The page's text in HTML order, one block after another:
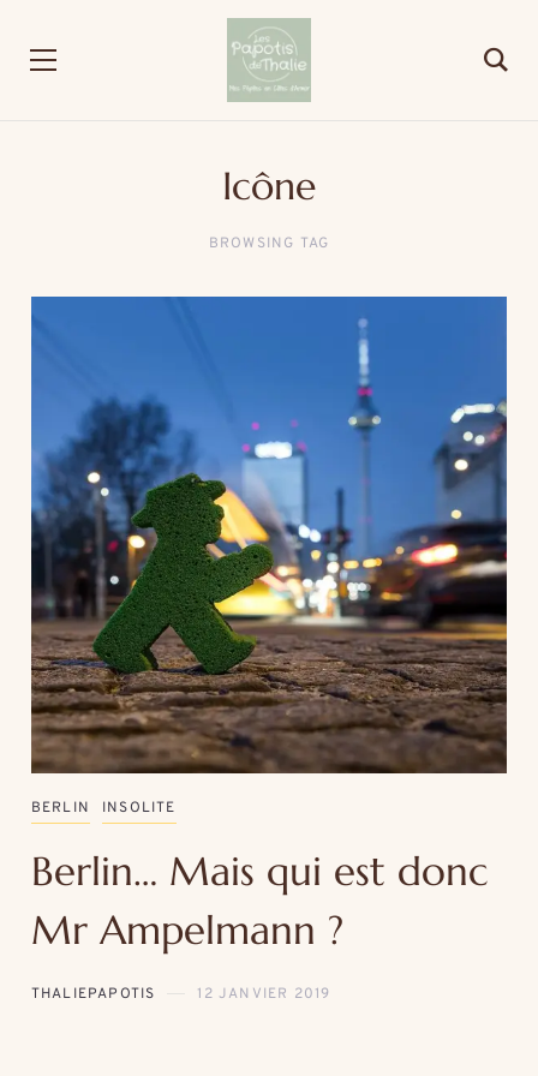
Icône
BROWSING TAG
BERLIN INSOLITE
Berlin… Mais qui est donc
Mr Ampelmann ?
THALIEPAPOTIS 12 JANVIER 2019